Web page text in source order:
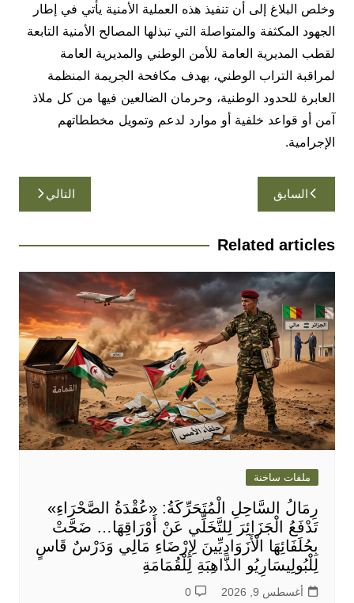
وخلص البلاغ إلى أن تنفيذ هذه العملية الأمنية يأتي في إطار
الجهود المكثفة والمتواصلة التي تبذلها المصالح الأمنية التابعة
لقطب المديرية العامة للأمن الوطني والمديرية العامة
لمراقبة التراب الوطني، بهدف مكافحة الجريمة المنظمة
العابرة للحدود الوطنية، وحرمان الضالعين فيها من كل ملاذ
آمن أو قواعد خلفية أو موارد لدعم وتمويل مخططاتهم
الإجرامية.
تصفّح
المقالات
السابق التالي
Related articles
ملفات ساخنة
رِمَالُ السَّاحِلِ الْمُتَحَرِّكَةُ: «عُقْدَةُ الصَّحْرَاءِ»
تَدْفَعُ الْجَزَائِرَ لِلتَّخَلِّي عَنْ أَوْرَاقِهَا… ضَحَّتْ
بِحُلَفَائِهَا الْأَزَوَادِيِّينَ لِإِرْضَاءِ مَالِي وَدَرْسٌ قَاسٍ
لِلْبُولِيسَارِيُو الذَّاهِبَةِ لِلْقُمَامَةِ
أغسطس 9, 2026 0